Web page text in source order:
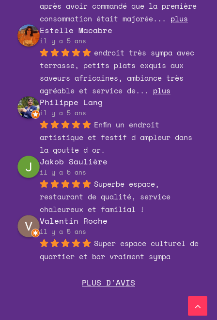
après avoir commandé que la première
consommation était majorée... plus
Estelle Macabre
il y a 5 ans
endroit très sympa avec
terrasse, petits plats exquis aux
saveurs africaines, ambiance très
agréable et service de... plus
Philippe Lang
il y a 5 ans
Enfin un endroit
artistique et festif d ampleur dans
la goutte d or.
Jakob Saulière
il y a 5 ans
Superbe espace,
restaurant de qualité, service
chaleureux et familial !
Valentin Roche
il y a 5 ans
Super espace culturel de
quartier et bar vraiment sympa
PLUS D'AVIS